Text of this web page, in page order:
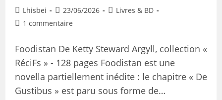
Lhisbei 23/06/2026
Livres & BD
1 commentaire
Foodistan De Ketty Steward Argyll, collection «
RéciFs » - 128 pages Foodistan est une
novella partiellement inédite : le chapitre « De
Gustibus » est paru sous forme de…